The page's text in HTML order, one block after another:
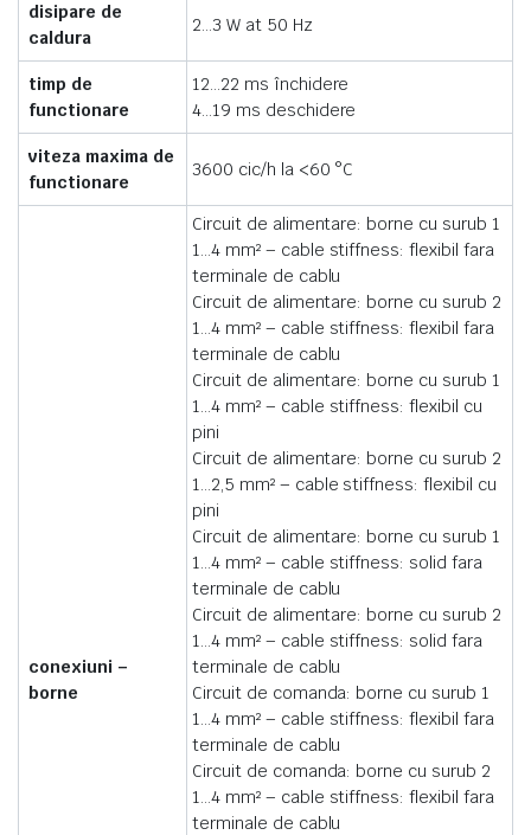
disipare de
caldura
2…3 W at 50 Hz
timp de
functionare
12…22 ms închidere
4…19 ms deschidere
viteza maxima de
functionare
3600 cic/h la <60 °C
conexiuni –
borne
Circuit de alimentare: borne cu surub 1
1…4 mm² – cable stiffness: flexibil fara
terminale de cablu
Circuit de alimentare: borne cu surub 2
1…4 mm² – cable stiffness: flexibil fara
terminale de cablu
Circuit de alimentare: borne cu surub 1
1…4 mm² – cable stiffness: flexibil cu
pini
Circuit de alimentare: borne cu surub 2
1…2,5 mm² – cable stiffness: flexibil cu
pini
Circuit de alimentare: borne cu surub 1
1…4 mm² – cable stiffness: solid fara
terminale de cablu
Circuit de alimentare: borne cu surub 2
1…4 mm² – cable stiffness: solid fara
terminale de cablu
Circuit de comanda: borne cu surub 1
1…4 mm² – cable stiffness: flexibil fara
terminale de cablu
Circuit de comanda: borne cu surub 2
1…4 mm² – cable stiffness: flexibil fara
terminale de cablu